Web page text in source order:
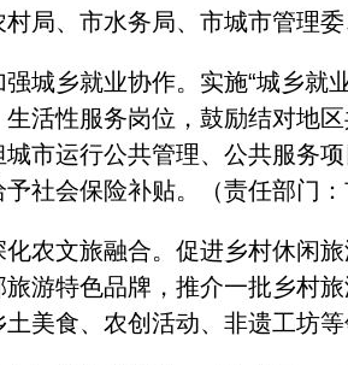
局、市水务局、市城市管理
乡就业协作。实施“城乡就业
活性服务岗位，鼓励结对地
城市运行公共管理、公共服务
予社会保险补贴。（责任部门
文旅融合。促进乡村休闲旅
游特色品牌，推介一批乡村
土美食、农创活动、非遗工坊